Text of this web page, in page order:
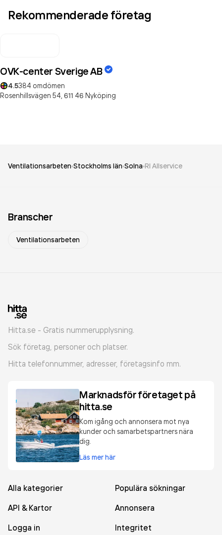
Rekommenderade företag
OVK-center Sverige AB
4.5384 omdömen
Rosenhillsvägen 54, 611 46 Nyköping
Ventilationsarbeten Stockholms län Solna Rl Allservice
Branscher
Ventilationsarbeten
Hitta.se - Gratis nummerupplysning.
Sök företag, personer och platser.
Hitta telefonnummer, adresser, företagsinfo mm.
Marknadsför företaget på
hitta.se
Kom igång och annonsera mot nya
kunder och samarbetspartners nära
dig.
Läs mer här
Alla kategorier
Populära sökningar
API & Kartor
Annonsera
Logga in
Integritet